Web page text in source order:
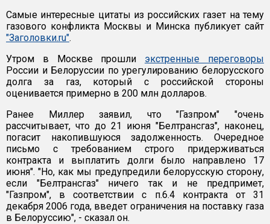
Самые интересные цитаты из российских газет на тему
газового конфликта Москвы и Минска публикует сайт
"Заголовки.ru".
Утром в Москве прошли экстренные переговоры
России и Белоруссии по урегулированию белорусского
долга за газ, который с российской стороны
оценивается примерно в 200 млн долларов.
Ранее Миллер заявил, что "Газпром" "очень
рассчитывает, что до 21 июня "Белтрансгаз", наконец,
погасит накопившуюся задолженность. Очередное
письмо с требованием строго придерживаться
контракта и выплатить долги было направлено 17
июня". "Но, как мы предупредили белорусскую сторону,
если "Белтрансгаз" ничего так и не предпримет,
"Газпром", в соответствии с п.6.4 контракта от 31
декабря 2006 года, введет ограничения на поставку газа
в Белоруссию", - сказал он.